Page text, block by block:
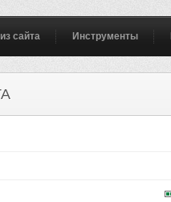
сайта Инструменты